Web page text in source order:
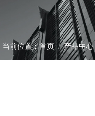
当前位置：首页/产品中心